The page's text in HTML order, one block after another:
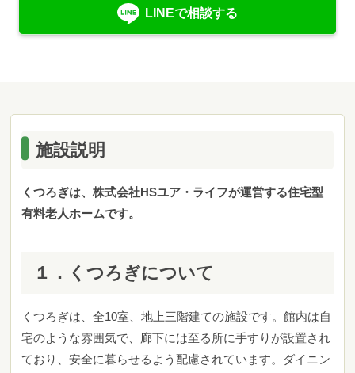
LINEで相談する
施設説明
くつろぎは、株式会社HSユア・ライフが運営する住宅型
有料老人ホームです。
１．くつろぎについて
くつろぎは、全10室、地上三階建ての施設です。館内は自
宅のような雰囲気で、廊下には至る所に手すりが設置され
ており、安全に暮らせるよう配慮されています。ダイニン